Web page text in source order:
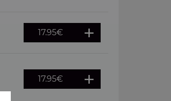
17.95€
17.95€